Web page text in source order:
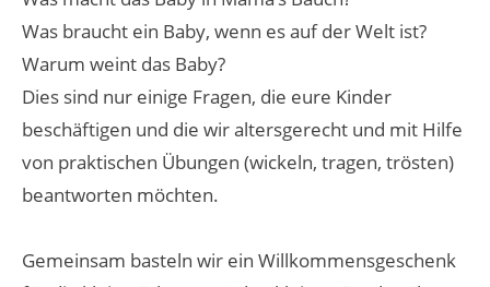
Was braucht ein Baby, wenn es auf der Welt ist?
Warum weint das Baby?
Dies sind nur einige Fragen, die eure Kinder
beschäftigen und die wir altersgerecht und mit Hilfe
von praktischen Übungen (wickeln, tragen, trösten)
beantworten möchten.
Gemeinsam basteln wir ein Willkommensgeschenk